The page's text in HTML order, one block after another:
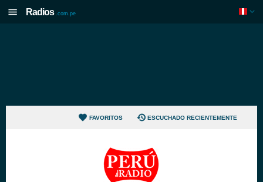
Radios .com.pe
FAVORITOS ESCUCHADO RECIENTEMENTE